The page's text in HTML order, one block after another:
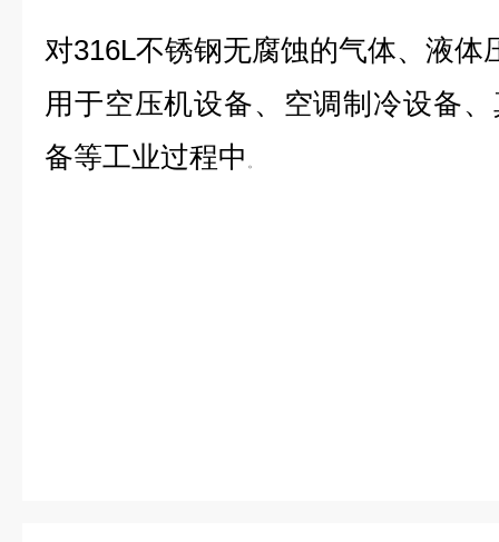
对316L不锈钢无腐蚀的气体、液体
用于空压机设备、空调制冷设备
备等工业过程中 。